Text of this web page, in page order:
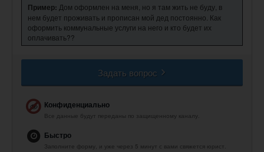
Пример: Дом оформлен на меня, но я там жить не буду, в
нем будет проживать и прописан мой дед постоянно. Как
оформить коммунальные услуги на него и кто будет их
оплачивать??
Задать вопрос
Конфиденциально
Все данные будут переданы по защищенному каналу.
Быстро
Заполните форму, и уже через 5 минут с вами свяжется юрист.